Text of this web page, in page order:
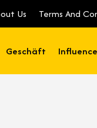
Us Terms And
Geschäft